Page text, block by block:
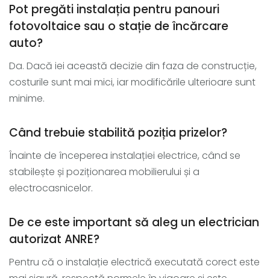
Pot pregăti instalația pentru panouri
fotovoltaice sau o stație de încărcare
auto?
Da. Dacă iei această decizie din faza de construcție,
costurile sunt mai mici, iar modificările ulterioare sunt
minime.
Când trebuie stabilită poziția prizelor?
Înainte de începerea instalației electrice, când se
stabilește și poziționarea mobilierului și a
electrocasnicelor.
De ce este important să aleg un electrician
autorizat ANRE?
Pentru că o instalație electrică executată corect este